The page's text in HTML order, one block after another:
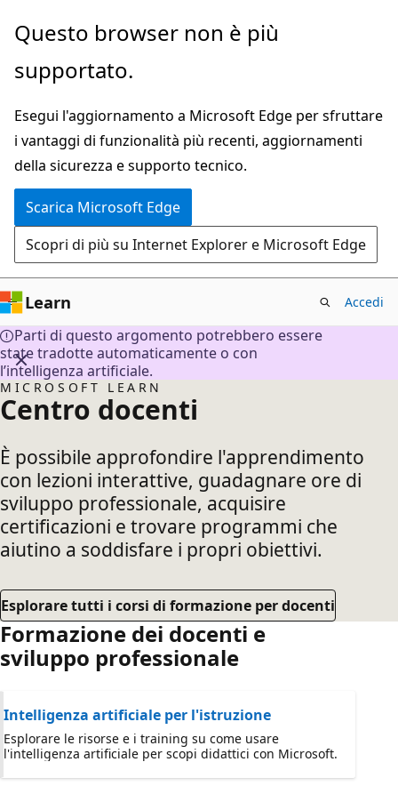
Ignora
passa
contenuto
principale
Questo browser non è più
supportato.
Esegui l'aggiornamento a Microsoft Edge per sfruttare
i vantaggi di funzionalità più recenti, aggiornamenti
della sicurezza e supporto tecnico.
Scarica Microsoft Edge
Scopri di più su Internet Explorer e Microsoft Edge
Learn Accedi
Parti di questo argomento potrebbero essere
state tradotte automaticamente o con
l’intelligenza artificiale.
MICROSOFT LEARN
Centro docenti
È possibile approfondire l'apprendimento
con lezioni interattive, guadagnare ore di
sviluppo professionale, acquisire
certificazioni e trovare programmi che
aiutino a soddisfare i propri obiettivi.
Esplorare tutti i corsi di formazione per docenti
Formazione dei docenti e
sviluppo professionale
Intelligenza artificiale per l'istruzione
Esplorare le risorse e i training su come usare
l'intelligenza artificiale per scopi didattici con Microsoft.